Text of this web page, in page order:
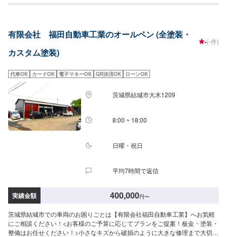
のご相談もお気軽にどうぞ！【1】オファーにてお問い合わせ【2】お見積り
ペースは事務所前の空いているスペースに駐車してください。受付はスタッ
フへ「メンテモで予約しました」とお伝えください。ご案内いたします。
【定休日・営業時間】定休日：第２、４土曜日、日曜日、祝日営業時間：
有限会社 福田自動車工業のオールペン (全塗装・
カスタム塗装)
-(-件)
代車OK カードOK 電子マネーOK QR決済OK ローンOK
茨城県結城市大木1209
8:00 ~ 18:00
日曜・祝日
平均7時間で返信
実績金額 400,000円〜
茨城県結城市での車両のお困りごとは【有限会社福田自動車工業】へお気軽
にご相談ください！<お客様のご予算に応じてプランをご提案！板金・塗装・
整備はお任せください！>小さなキズから破損のように大きな修理まで大切な